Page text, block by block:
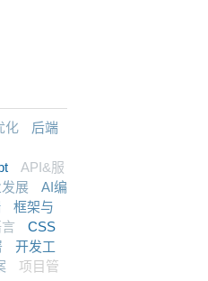
化
后端
API&服
展
AI编
框架与
CSS
开发工
项目管